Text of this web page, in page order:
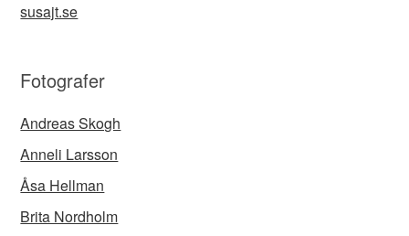
susajt.se
Fotografer
Andreas Skogh
Anneli Larsson
Åsa Hellman
Brita Nordholm